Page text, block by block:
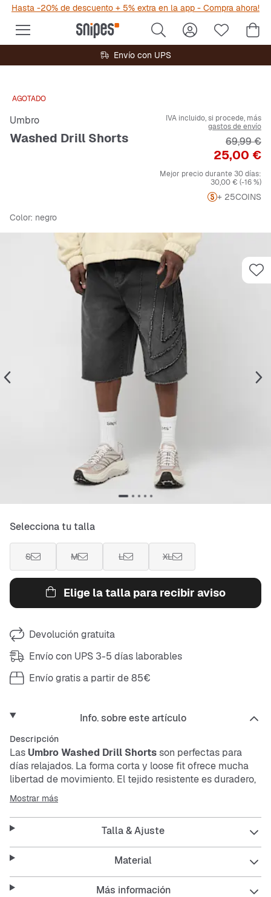
Hasta -20% de descuento + 5% extra en la app - Compra ahora!
Envío con UPS
AGOTADO
Umbro
Washed Drill Shorts
IVA incluido, si procede, más
gastos de envío
Precio
25,00 €
Precio
69,99 €
Mejor precio durante 30 días:
30,00 € (-16 %)
+ 25COINS
Color: negro
Selecciona tu talla
S M L XL
Elige la talla para recibir aviso
Devolución gratuita
Envío con UPS 3-5 días laborables
Envío gratis a partir de 85€
Info. sobre este artículo
Descripción
Las Umbro Washed Drill Shortsson perfectas para
días relajados. La forma corta y loose fitofrece mucha
libertad de movimiento. El tejido resistente es duradero,
transpirable y fácil de cuidar. Los bolsillos laterales
ofrecen espacio práctico, mientras que la cintura con
botón asegura un buen ajuste.
Features:
Mostrar más
Talla & Ajuste
Material
Más información